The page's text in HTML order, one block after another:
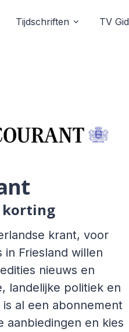
Tijdschriften TV
korting
krant, voor
Friesland willen
nieuws en
landelijke politiek en
al een abonnement
aanbiedingen en kies